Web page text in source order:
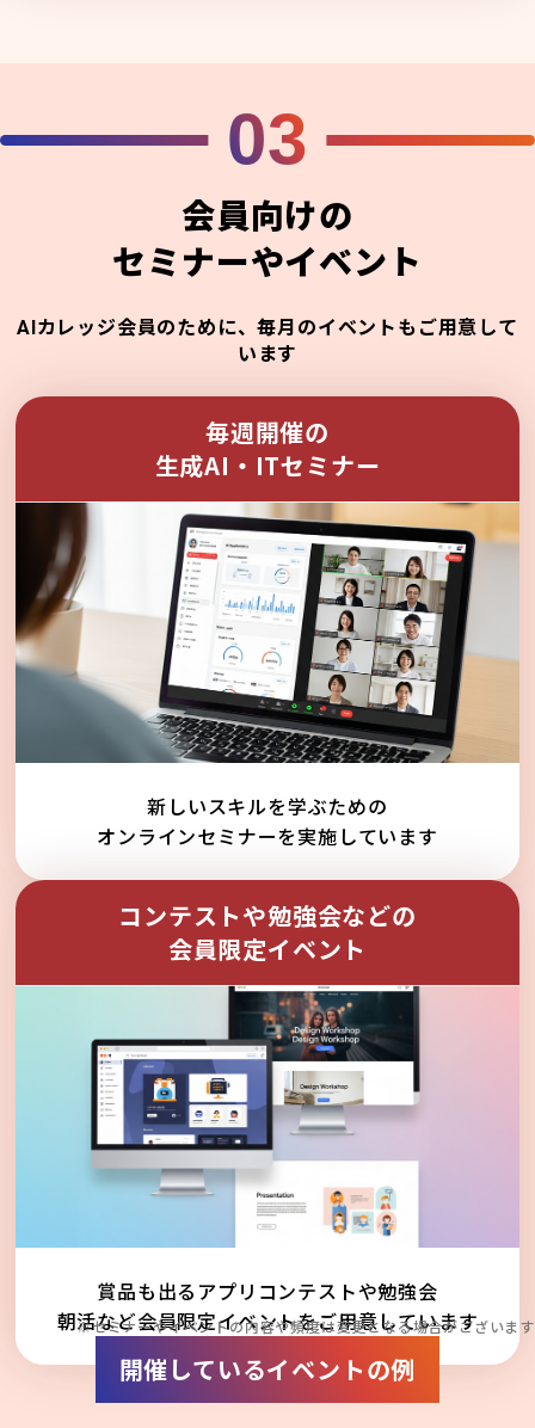
03
会員向けの
セミナーやイベント
AIカレッジ会員のために、毎月のイベントもご用意して
います
毎週開催の
生成AI・ITセミナー
新しいスキルを学ぶための
オンラインセミナーを実施しています
コンテストや勉強会などの
会員限定イベント
賞品も出るアプリコンテストや勉強会
朝活など会員限定イベントをご用意しています
※セミナーやイベントの内容や頻度は変更となる場合がございます
開催しているイベントの例